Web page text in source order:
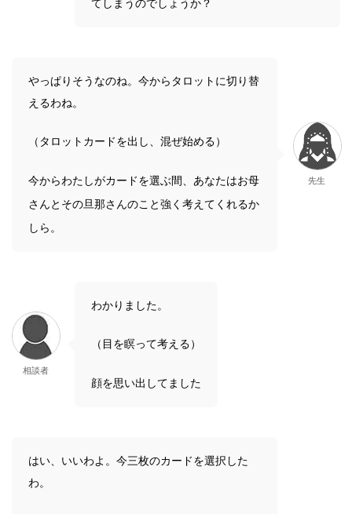
てしまうのでしょうか？
やっぱりそうなのね。今からタロットに切り替
えるわね。
（タロットカードを出し、混ぜ始める）
今からわたしがカードを選ぶ間、あなたはお母
さんとその旦那さんのこと強く考えてくれるか
しら。
先生
相談者
わかりました。
（目を瞑って考える）
顔を思い出してました
はい、いいわよ。今三枚のカードを選択した
わ。